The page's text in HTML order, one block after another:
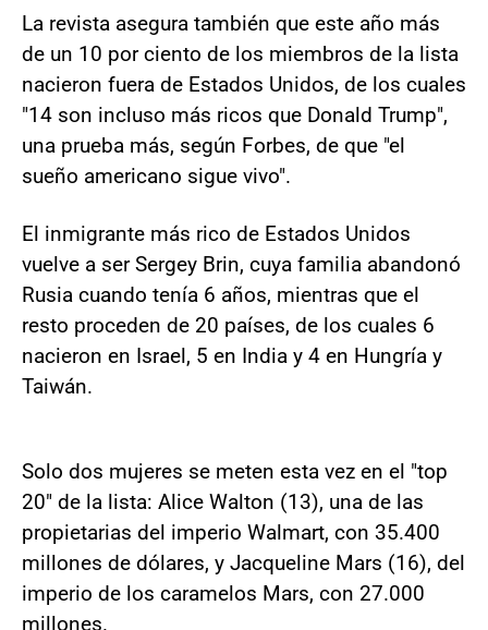
La revista asegura también que este año más
de un 10 por ciento de los miembros de la lista
nacieron fuera de Estados Unidos, de los cuales
"14 son incluso más ricos que Donald Trump",
una prueba más, según Forbes, de que "el
sueño americano sigue vivo".
El inmigrante más rico de Estados Unidos
vuelve a ser Sergey Brin, cuya familia abandonó
Rusia cuando tenía 6 años, mientras que el
resto proceden de 20 países, de los cuales 6
nacieron en Israel, 5 en India y 4 en Hungría y
Taiwán.
Solo dos mujeres se meten esta vez en el "top
20" de la lista: Alice Walton (13), una de las
propietarias del imperio Walmart, con 35.400
millones de dólares, y Jacqueline Mars (16), del
imperio de los caramelos Mars, con 27.000
millones.